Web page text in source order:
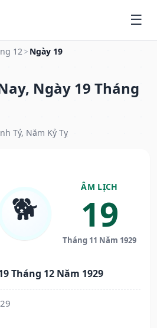
12> Ngày 19
Ngày 19 Tháng
Tý, Năm Kỷ Tỵ
🐕
ÂM LỊCH
19
Tháng 11 Năm 1929
Tháng 12 Năm 1929